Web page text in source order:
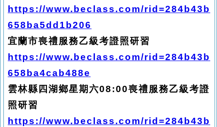
https://www.beclass.com/rid=284b43b
658ba5dd1b206
宜蘭市喪禮服務乙級考證照研習
https://www.beclass.com/rid=284b43b
658ba4cab488e
雲林縣四湖鄉星期六08:00喪禮服務乙級考證
照研習
https://www.beclass.com/rid=284b43b